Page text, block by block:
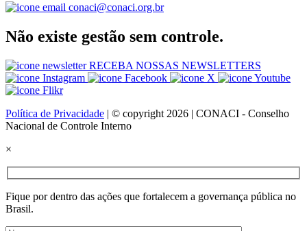
conaci@conaci.org.br
Não existe gestão sem controle.
RECEBA NOSSAS NEWSLETTERS
Política de Privacidade | © copyright 2026 | CONACI - Conselho
Nacional de Controle Interno
×
Fique por dentro das ações que fortalecem a governança pública no
Brasil.